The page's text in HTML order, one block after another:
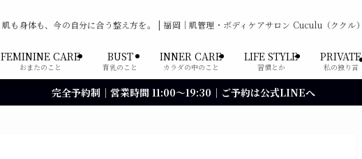
肌も身体も、今の自分に合う整え方を。 | 福岡｜肌管理・ボディケアサロン Cuculu（ククル）
FEMININE CARE
おまたのこと
BUST
育乳のこと
INNER CARE
カラダの中のこと
LIFE STYLE
習慣とか
PRIVATE
私の独り言
完全予約制｜営業時間 11:00〜19:30｜ご予約は公式LINEへ